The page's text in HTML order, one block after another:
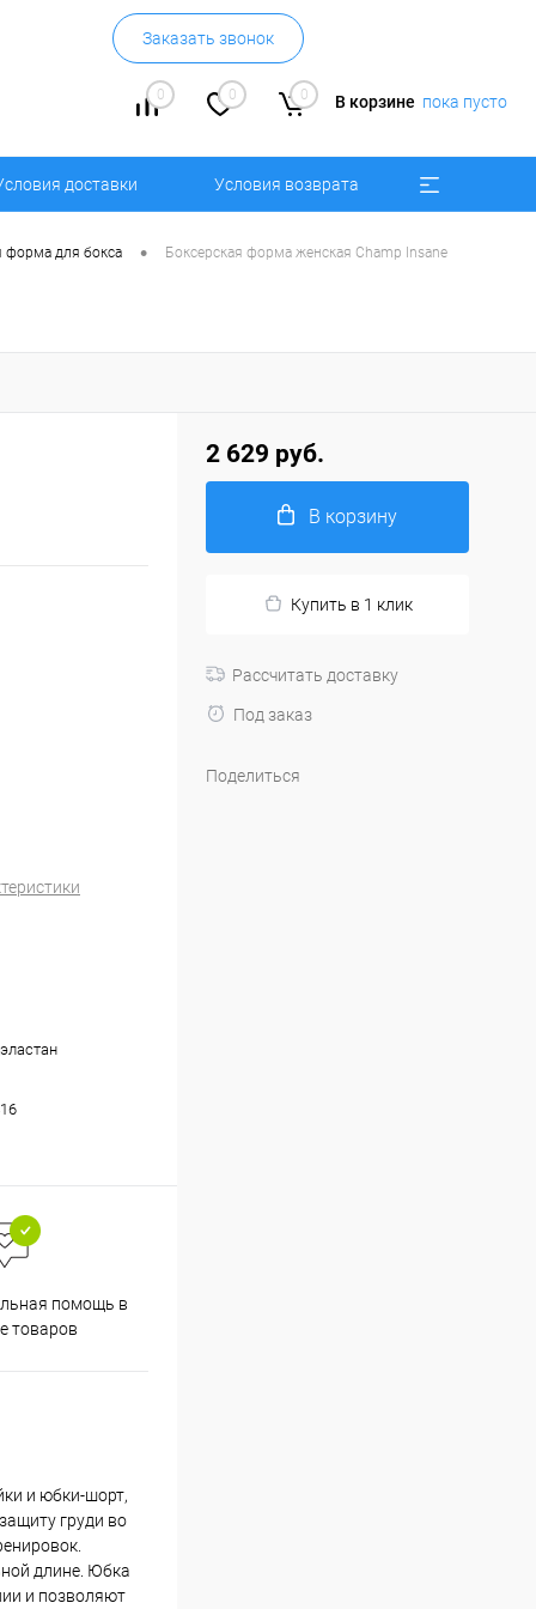
Заказать звонок
0 0 0 В корзине пока пусто
доставки Условия возврата
форма для бокса • Боксерская форма женская Champ Insane
помощь в
товаров
и юбки-шорт,
груди во
длине. Юбка
и позволяют
2 629 руб.
В корзину
Купить в 1 клик
Рассчитать доставку
Под заказ
Поделиться